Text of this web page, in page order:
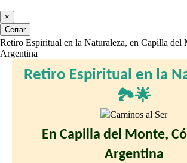
×
Cerrar
Retiro Espiritual en la Naturaleza, en Capilla del
Argentina
Retiro Espiritual en la
🏞🌟
En Capilla del Monte,
Argentina